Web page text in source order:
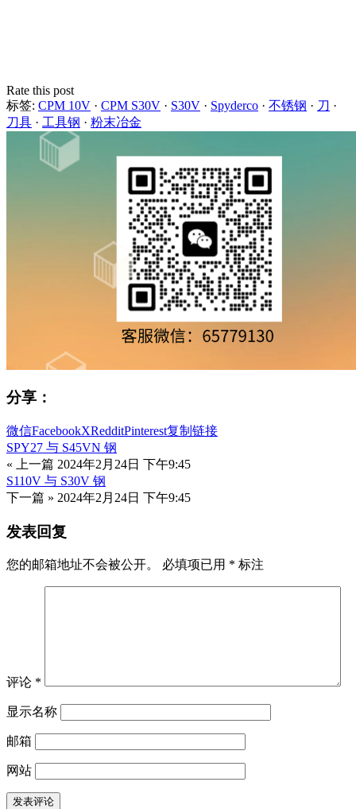
Rate this post
标签: CPM 10V · CPM S30V · S30V · Spyderco · 不锈钢 · 刀 ·
刀具 · 工具钢 · 粉末冶金
分享：
微信FacebookXRedditPinterest复制链接
SPY27 与 S45VN 钢
« 上一篇 2024年2月24日 下午9:45
S110V 与 S30V 钢
下一篇 » 2024年2月24日 下午9:45
发表回复
您的邮箱地址不会被公开。 必填项已用 * 标注
评论 *
显示名称
邮箱
网站